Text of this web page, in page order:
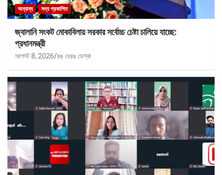
অন্যান্য সদ্য প্রকাশিত
জ্বালানি সংকট মোকাবিলায় সরকার সর্বোচ্চ চেষ্টা চালিয়ে যাচ্ছে:
প্রধানমন্ত্রী
আগস্ট 8, 2026 রঙ বেরঙ ডেস্ক